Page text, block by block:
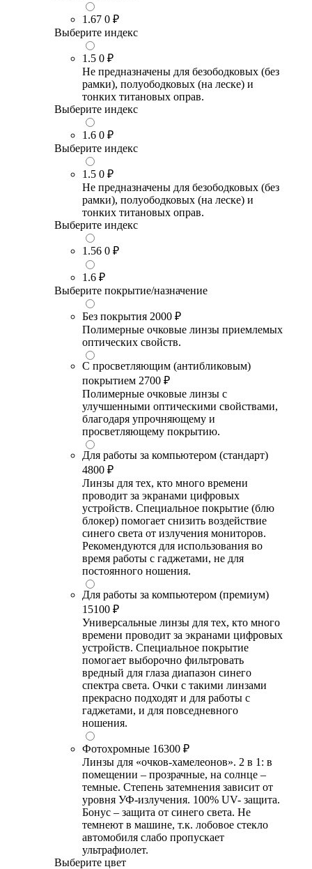
1.67 0 ₽
Выберите индекс
1.5 0 ₽
Не предназначены для безободковых (без
рамки), полуободковых (на леске) и
тонких титановых оправ.
Выберите индекс
1.6 0 ₽
Выберите индекс
1.5 0 ₽
Не предназначены для безободковых (без
рамки), полуободковых (на леске) и
тонких титановых оправ.
Выберите индекс
1.56 0 ₽
1.6 ₽
Выберите покрытие/назначение
Без покрытия 2000 ₽
Полимерные очковые линзы приемлемых
оптических свойств.
С просветляющим (антибликовым)
покрытием 2700 ₽
Полимерные очковые линзы с
улучшенными оптическими свойствами,
благодаря упрочняющему и
просветляющему покрытию.
Для работы за компьютером (стандарт)
4800 ₽
Линзы для тех, кто много времени
проводит за экранами цифровых
устройств. Специальное покрытие (блю
блокер) помогает снизить воздействие
синего света от излучения мониторов.
Рекомендуются для использования во
время работы с гаджетами, не для
постоянного ношения.
Для работы за компьютером (премиум)
15100 ₽
Универсальные линзы для тех, кто много
времени проводит за экранами цифровых
устройств. Специальное покрытие
помогает выборочно фильтровать
вредный для глаза диапазон синего
спектра света. Очки с такими линзами
прекрасно подходят и для работы с
гаджетами, и для повседневного
ношения.
Фотохромные 16300 ₽
Линзы для «очков-хамелеонов». 2 в 1: в
помещении – прозрачные, на солнце –
темные. Степень затемнения зависит от
уровня УФ-излучения. 100% UV- защита.
Бонус – защита от синего света. Не
темнеют в машине, т.к. лобовое стекло
автомобиля слабо пропускает
ультрафиолет.
Выберите цвет